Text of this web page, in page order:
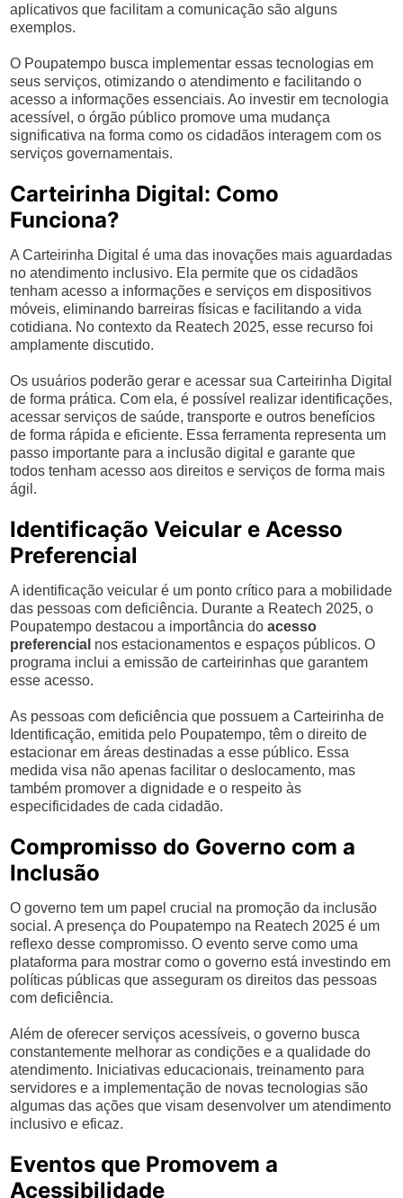
aplicativos que facilitam a comunicação são alguns
exemplos.
O Poupatempo busca implementar essas tecnologias em
seus serviços, otimizando o atendimento e facilitando o
acesso a informações essenciais. Ao investir em tecnologia
acessível, o órgão público promove uma mudança
significativa na forma como os cidadãos interagem com os
serviços governamentais.
Carteirinha Digital: Como
Funciona?
A Carteirinha Digital é uma das inovações mais aguardadas
no atendimento inclusivo. Ela permite que os cidadãos
tenham acesso a informações e serviços em dispositivos
móveis, eliminando barreiras físicas e facilitando a vida
cotidiana. No contexto da Reatech 2025, esse recurso foi
amplamente discutido.
Os usuários poderão gerar e acessar sua Carteirinha Digital
de forma prática. Com ela, é possível realizar identificações,
acessar serviços de saúde, transporte e outros benefícios
de forma rápida e eficiente. Essa ferramenta representa um
passo importante para a inclusão digital e garante que
todos tenham acesso aos direitos e serviços de forma mais
ágil.
Identificação Veicular e Acesso
Preferencial
A identificação veicular é um ponto crítico para a mobilidade
das pessoas com deficiência. Durante a Reatech 2025, o
Poupatempo destacou a importância doacesso
preferencial nos estacionamentos e espaços públicos. O
programa inclui a emissão de carteirinhas que garantem
esse acesso.
As pessoas com deficiência que possuem a Carteirinha de
Identificação, emitida pelo Poupatempo, têm o direito de
estacionar em áreas destinadas a esse público. Essa
medida visa não apenas facilitar o deslocamento, mas
também promover a dignidade e o respeito às
especificidades de cada cidadão.
Compromisso do Governo com a
Inclusão
O governo tem um papel crucial na promoção da inclusão
social. A presença do Poupatempo na Reatech 2025 é um
reflexo desse compromisso. O evento serve como uma
plataforma para mostrar como o governo está investindo em
políticas públicas que asseguram os direitos das pessoas
com deficiência.
Além de oferecer serviços acessíveis, o governo busca
constantemente melhorar as condições e a qualidade do
atendimento. Iniciativas educacionais, treinamento para
servidores e a implementação de novas tecnologias são
algumas das ações que visam desenvolver um atendimento
inclusivo e eficaz.
Eventos que Promovem a
Acessibilidade